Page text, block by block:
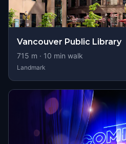
Vancouver Public Library
715 m · 10 min walk
Landmark